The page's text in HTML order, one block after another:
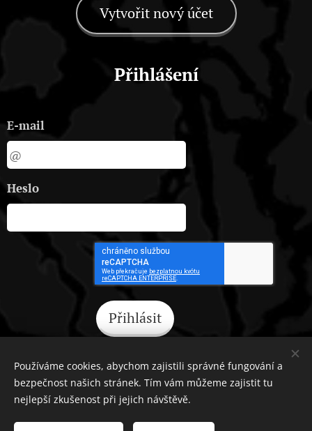
Vytvořit nový účet
Přihlášení
E-mail
Heslo
Přihlásit
Zapomněli jste heslo?
Používáme cookies, abychom zajistili správné fungování a
bezpečnost našich stránek. Tím vám můžeme zajistit tu
nejlepší zkušenost při jejich návštěvě.